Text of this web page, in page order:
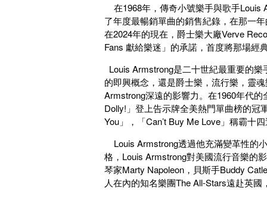
在1968年，傳奇小號樂手與歌手Louis
了年度最暢銷單曲的銷售紀錄，在那一
在2024年的現在，爵士樂大廠Verve
Fans 獻給樂迷」的承諾，首度將那場經
Louis Armstrong是二十世紀最重要的
的即興概念，還是爵士樂，流行樂，靈
Armstrong深遠的影響力。在1960年代
Dolly!」登上告示牌全美熱門單曲榜的冠
You」，「Can’t Buy Me Love」稱霸十
Louis Armstrong透過他充滿變革性的
格，Louis Armstrong對美國流行音樂的
琴家Marty Napoleon，貝斯手Buddy
人在內的知名樂團The All-Stars遠赴英